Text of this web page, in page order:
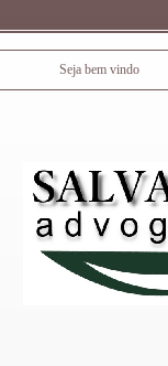
Seja bem vindo